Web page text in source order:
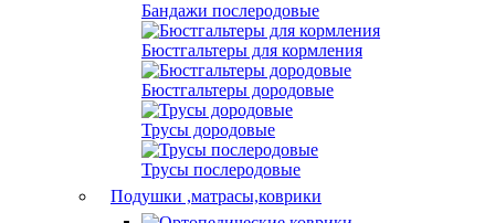
Бандажи послеродовые
Бюстгальтеры для кормления
Бюстгальтеры дородовые
Трусы дородовые
Трусы послеродовые
Подушки ,матрасы,коврики